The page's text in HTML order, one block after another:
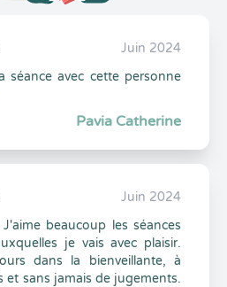
Juin 2024
séance avec cette personne
Pavia Catherine
Juin 2024
beaucoup les séances
je vais avec plaisir.
dans la bienveillante, à
et sans jamais de jugements.